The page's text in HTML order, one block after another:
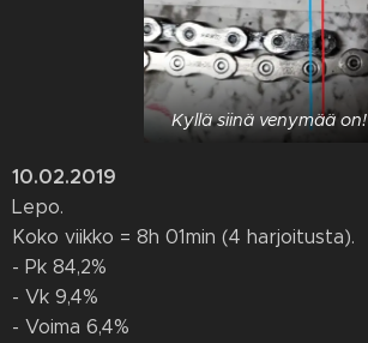
Kyllä siinä venymää on!
10.02.2019
Lepo.
Koko viikko = 8h 01min (4 harjoitusta).
- Pk 84,2%
- Vk 9,4%
- Voima 6,4%